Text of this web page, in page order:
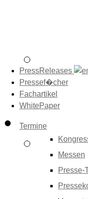
PressReleases
Pressef�cher
Fachartikel
WhitePaper
Termine
Messen
Presse-